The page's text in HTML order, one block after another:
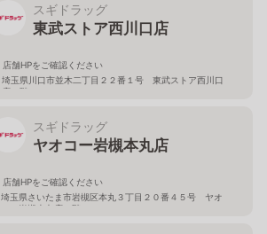
スギドラッグ
東武ストア西川口店
店舗HPをご確認ください
埼玉県川口市並木二丁目２２番１号 東武ストア西川口
店２階
スギドラッグ
ヤオコー岩槻本丸店
店舗HPをご確認ください
埼玉県さいたま市岩槻区本丸３丁目２０番４５号 ヤオ
コー岩槻本丸店２階